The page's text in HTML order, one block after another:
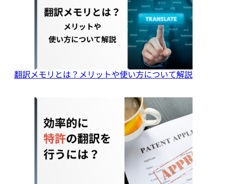
翻訳メモリとは？メリットや使い方について解説